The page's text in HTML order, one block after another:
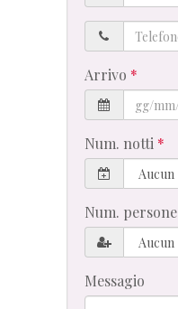
Telefono
Arrivo
Num. notti
Num. persone
Messagio